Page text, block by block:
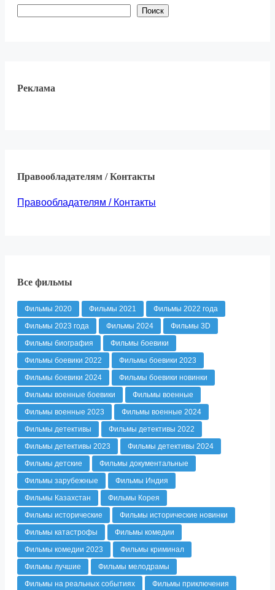
Поиск
Реклама
Правообладателям / Контакты
Правообладателям / Контакты
Все фильмы
Фильмы 2020 Фильмы 2021
Фильмы 2022 года
Фильмы 2023 года
Фильмы 2024
Фильмы 3D
Фильмы биография
Фильмы боевики
Фильмы боевики 2022
Фильмы боевики 2023
Фильмы боевики 2024
Фильмы боевики новинки
Фильмы военные боевики
Фильмы военные
Фильмы военные 2023
Фильмы военные 2024
Фильмы детективы
Фильмы детективы 2022
Фильмы детективы 2023
Фильмы детективы 2024
Фильмы детские
Фильмы документальные
Фильмы зарубежные
Фильмы Индия
Фильмы Казахстан
Фильмы Корея
Фильмы исторические
Фильмы исторические новинки
Фильмы катастрофы
Фильмы комедии
Фильмы комедии 2023
Фильмы криминал
Фильмы лучшие
Фильмы мелодрамы
Фильмы на реальных событиях
Фильмы приключения